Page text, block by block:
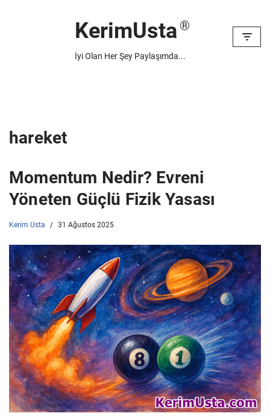
KerimUsta
İyi Olan Her Şey Paylaşımda...
hareket
Momentum Nedir? Evreni
Yöneten Güçlü Fizik Yasası
Kerim Usta 31 Ağustos 2025